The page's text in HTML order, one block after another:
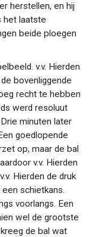
herstellen, en hij
het laatste
beide ploegen
v.v. Hierden
bovenliggende
recht te hebben
werd resoluut
minuten later
goedlopende
op, maar de bal
v.v. Hierden
Hierden de druk
schietkans.
voorlangs. Een
wel de grootste
de bal wat